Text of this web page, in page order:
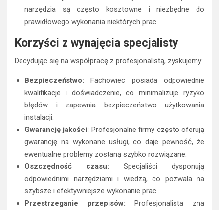
narzędzia są często kosztowne i niezbędne do
prawidłowego wykonania niektórych prac.
Korzyści z wynajęcia specjalisty
Decydując się na współpracę z profesjonalistą, zyskujemy:
Bezpieczeństwo: Fachowiec posiada odpowiednie
kwalifikacje i doświadczenie, co minimalizuje ryzyko
błędów i zapewnia bezpieczeństwo użytkowania
instalacji.
Gwarancję jakości: Profesjonalne firmy często oferują
gwarancję na wykonane usługi, co daje pewność, że
ewentualne problemy zostaną szybko rozwiązane.
Oszczędność czasu: Specjaliści dysponują
odpowiednimi narzędziami i wiedzą, co pozwala na
szybsze i efektywniejsze wykonanie prac.
Przestrzeganie przepisów: Profesjonalista zna